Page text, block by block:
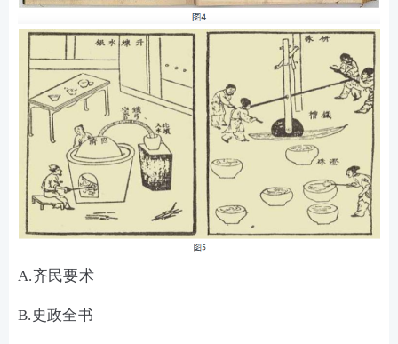
A.齐民要术
B.史政全书